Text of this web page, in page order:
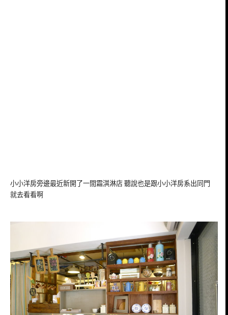
小小洋房旁邊最近新開了一間霜淇淋店 聽說也是跟小小洋房系出同門
就去看看啊